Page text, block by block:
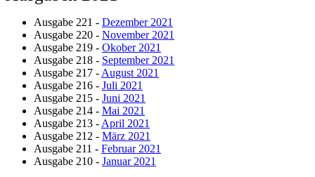
Ausgabe 221 - Dezember 2021
Ausgabe 220 - November 2021
Ausgabe 219 - Okober 2021
Ausgabe 218 - September 2021
Ausgabe 217 - August 2021
Ausgabe 216 - Juli 2021
Ausgabe 215 - Juni 2021
Ausgabe 214 - Mai 2021
Ausgabe 213 - April 2021
Ausgabe 212 - März 2021
Ausgabe 211 - Februar 2021
Ausgabe 210 - Januar 2021